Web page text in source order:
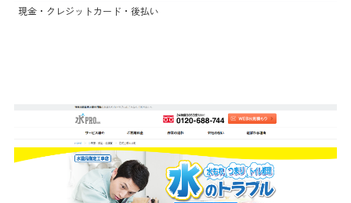
現金・クレジットカード・後払い